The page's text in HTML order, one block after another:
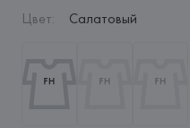
Цвет: Салатовый